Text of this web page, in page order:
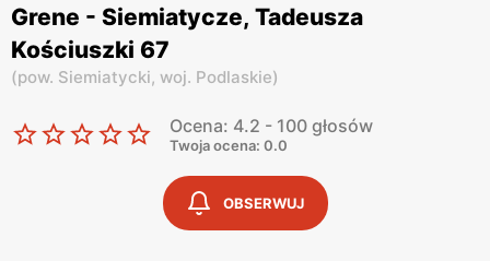
Grene - Siemiatycze, Tadeusza
Kościuszki 67
(pow. Siemiatycki, woj. Podlaskie)
Ocena: 4.2 - 100 głosów
Twoja ocena: 0.0
OBSERWUJ